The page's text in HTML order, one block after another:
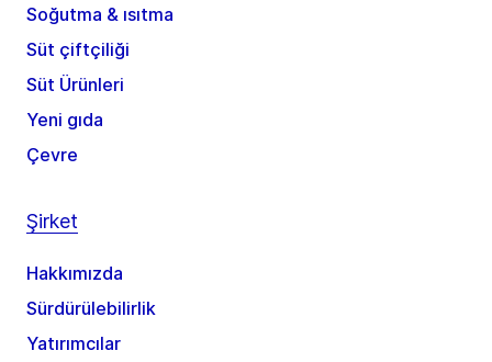
Soğutma & ısıtma
Süt çiftçiliği
Süt Ürünleri
Yeni gıda
Çevre
Şirket
Hakkımızda
Sürdürülebilirlik
Yatırımcılar